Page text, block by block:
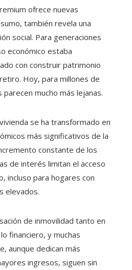
ofrece nuevas
también revela una
social. Para generaciones
económico estaba
con construir patrimonio
Hoy, para millones de
mucho más lejanas.
se ha transformado en
más significativos de la
constante de los
de interés limitan el acceso
incluso para hogares con
elevados.
de inmovilidad tanto en
financiero, y muchas
aunque dedican más
ingresos, siguen sin